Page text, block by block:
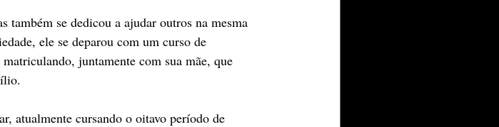
também se dedicou a ajudar outros na mesma
ele se deparou com um curso de
juntamente com sua mãe, que
atualmente cursando o oitavo período de